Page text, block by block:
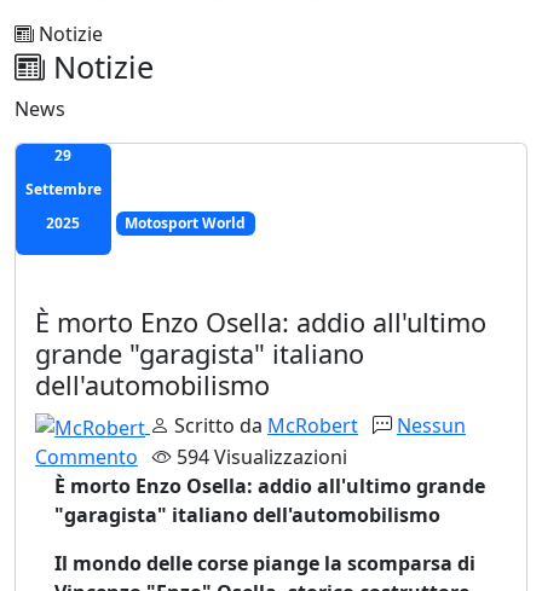
Notizie
Notizie
News
29
Settembre
2025
Motosport World
È morto Enzo Osella: addio all'ultimo
grande "garagista" italiano
dell'automobilismo
Scritto da McRobert
Nessun
Commento
594 Visualizzazioni
È morto Enzo Osella: addio all'ultimo grande
"garagista" italiano dell'automobilismo
Il mondo delle corse piange la scomparsa di